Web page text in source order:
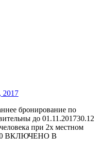
2017
бронирование по
до 01.11.201730.12
при 2х местном
ВКЛЮЧЕНО В